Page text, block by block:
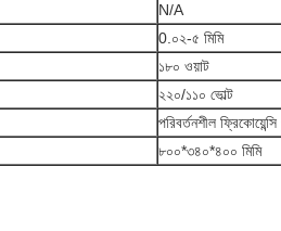
N/A
0.০২-৫ মিমি
১৮০ ওয়াট
২২০/১১০ ভোল্ট
পরিবর্তনশীল ফ্রিকোয়েন্সি
৮০০*৩৪০*৪০০ মিমি